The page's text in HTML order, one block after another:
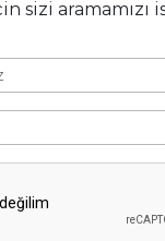
sizi aramamızı